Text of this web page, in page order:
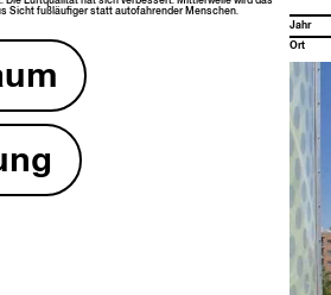
Sicht fußläu­figer statt aut­o­fahren­der Menschen.
Jahr
Ort